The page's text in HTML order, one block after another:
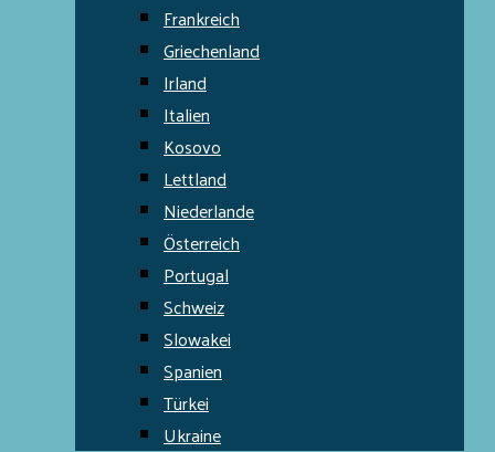
Frankreich
Griechenland
Irland
Italien
Kosovo
Lettland
Niederlande
Österreich
Portugal
Schweiz
Slowakei
Spanien
Türkei
Ukraine